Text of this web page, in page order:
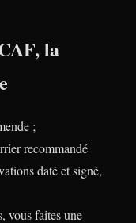
la
;
recommandé
daté et signé,
vous faites une